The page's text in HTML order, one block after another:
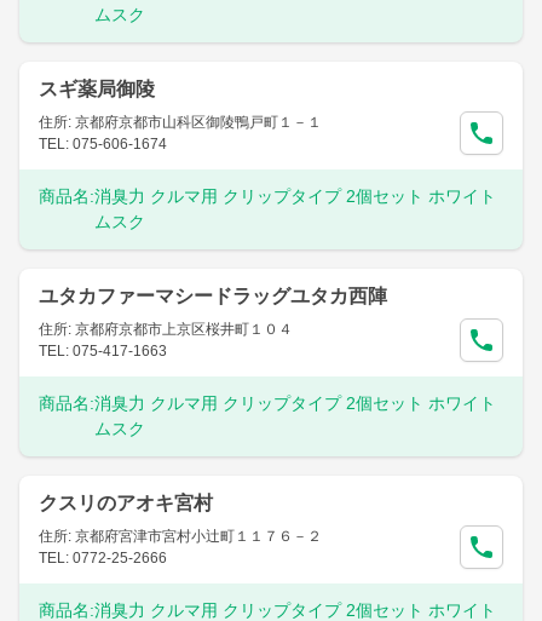
ムスク
スギ薬局御陵
住所: 京都府京都市山科区御陵鴨戸町１－１
TEL: 075-606-1674
商品名:消臭力 クルマ用 クリップタイプ 2個セット ホワイト
ムスク
ユタカファーマシードラッグユタカ西陣
住所: 京都府京都市上京区桜井町１０４
TEL: 075-417-1663
商品名:消臭力 クルマ用 クリップタイプ 2個セット ホワイト
ムスク
クスリのアオキ宮村
住所: 京都府宮津市宮村小辻町１１７６－２
TEL: 0772-25-2666
商品名:消臭力 クルマ用 クリップタイプ 2個セット ホワイト